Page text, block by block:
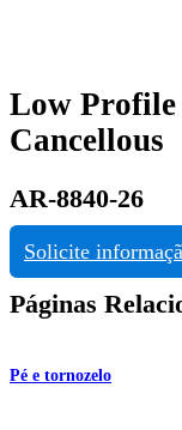
Low Profile
Cancellous
AR-8840-26
Solicite
Páginas
Pé e tornozelo